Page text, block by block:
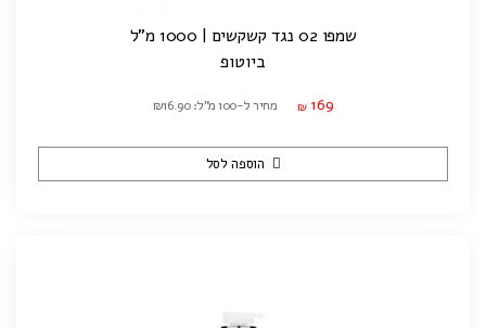
שמפו 02 נגד קשקשים | 1000 מ"ל
ביוטופ
₪ 169 מחיר ל-100 מ"ל: ₪16.90
הוספה לסל